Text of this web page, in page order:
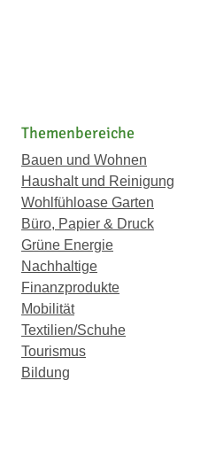
Themenbereiche
Bauen und Wohnen
Haushalt und Reinigung
Wohlfühloase Garten
Büro, Papier & Druck
Grüne Energie
Nachhaltige
Finanzprodukte
Mobilität
Textilien/Schuhe
Tourismus
Bildung